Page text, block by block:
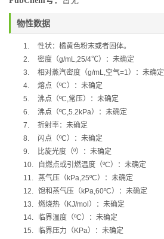
物性数据
1.
性状：橘黄色粉末或者固体。
2.
密度（g/mL,25/4℃）：未确定
3.
相对蒸汽密度（g/mL,空气=1）：未确定
4.
熔点（ºC）：未确定
5.
沸点（ºC,常压）：未确定
6.
沸点（ºC,5.2kPa）：未确定
7.
折射率：未确定
8.
闪点（ºC）：未确定
9.
比旋光度（º）：未确定
10.
自燃点或引燃温度（ºC）：未确定
11.
蒸气压（ kPa,25ºC）：未确定
12. 饱和蒸气压（ kPa,60ºC）：未确定
13. 燃烧热（ KJ/mol ）：未确定
14.
临界温度（ºC）：未确定
15.
临界压力（ KPa）：未确定